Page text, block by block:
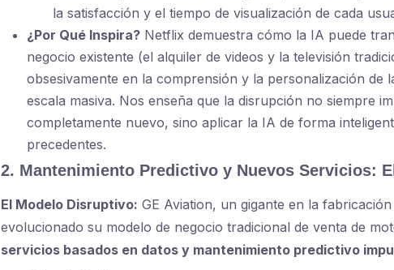
la satisfacción y el tiempo de visualización de cada
¿Por Qué Inspira? Netflix demuestra cómo la IA puede
negocio existente (el alquiler de videos y la televisión
obsesivamente en la comprensión y la personalización de
escala masiva. Nos enseña que la disrupción no siempre
completamente nuevo, sino aplicar la IA de forma
precedentes.
2. Mantenimiento Predictivo y Nuevos Servicios:
El Modelo Disruptivo: GE Aviation, un gigante en la
evolucionado su modelo de negocio tradicional de venta de
servicios basados en datos y mantenimiento predictivo